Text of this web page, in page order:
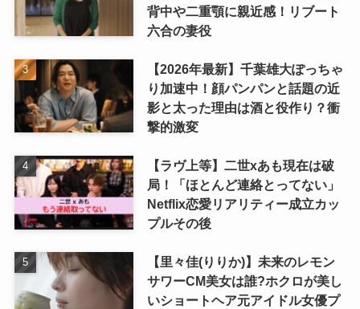
背中や二重顎に親近感！リブート
六合の妻役
【2026年最新】千葉雄大ぽっちゃ
り加速中！顔パンパンと話題の近
影と太った理由は酒と役作り？衝
撃的激変
【ラヴ上等】二世xあも現在は破
局！「ほとんど連絡とってない」
Netflix恋愛リアリティー成立カッ
プルその後
【里々佳(りりか)】未来のレモン
サワーCM美女は誰?ホクロが美し
いショートヘア元アイドル女優プ